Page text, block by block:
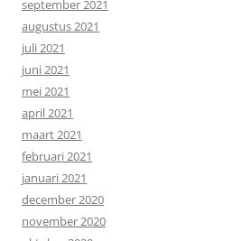
september 2021
augustus 2021
juli 2021
juni 2021
mei 2021
april 2021
maart 2021
februari 2021
januari 2021
december 2020
november 2020